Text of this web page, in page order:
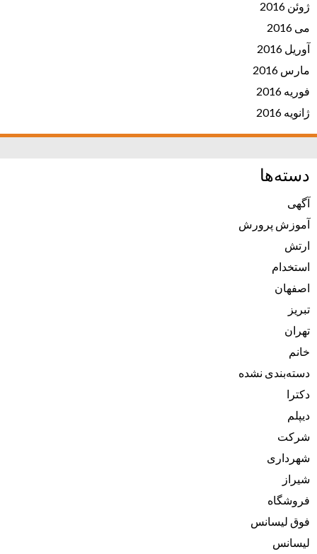
ژوئن 2016
می 2016
آوریل 2016
مارس 2016
فوریه 2016
ژانویه 2016
دسته‌ها
آگهی
آموزش پرورش
ارتش
استخدام
اصفهان
تبریز
تهران
خانم
دسته‌بندی نشده
دکترا
دیپلم
شرکت
شهرداری
شیراز
فروشگاه
فوق لیسانس
لیسانس